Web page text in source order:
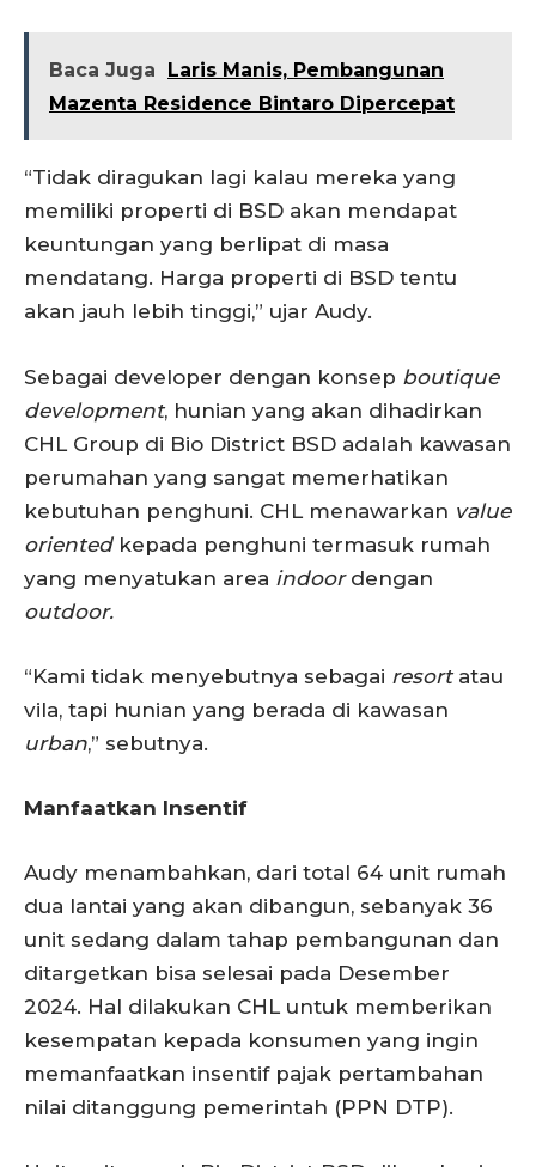
Baca Juga
Laris Manis, Pembangunan
Mazenta Residence Bintaro Dipercepat
“Tidak diragukan lagi kalau mereka yang
memiliki properti di BSD akan mendapat
keuntungan yang berlipat di masa
mendatang. Harga properti di BSD tentu
akan jauh lebih tinggi,” ujar Audy.
Sebagai developer dengan konsep boutique
development, hunian yang akan dihadirkan
CHL Group di Bio District BSD adalah kawasan
perumahan yang sangat memerhatikan
kebutuhan penghuni. CHL menawarkan value
orientedkepada penghuni termasuk rumah
yang menyatukan area indoordengan
outdoor.
“Kami tidak menyebutnya sebagai resortatau
vila, tapi hunian yang berada di kawasan
urban,” sebutnya.
Manfaatkan Insentif
Audy menambahkan, dari total 64 unit rumah
dua lantai yang akan dibangun, sebanyak 36
unit sedang dalam tahap pembangunan dan
ditargetkan bisa selesai pada Desember
2024. Hal dilakukan CHL untuk memberikan
kesempatan kepada konsumen yang ingin
memanfaatkan insentif pajak pertambahan
nilai ditanggung pemerintah (PPN DTP).